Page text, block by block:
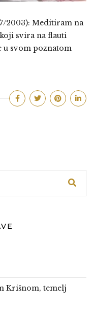
2003): Meditiram na
svira na flauti
u svom poznatom
Krišnom, temelj